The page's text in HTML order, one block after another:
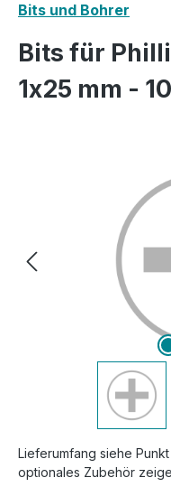
Bits und Bohrer
Bits für
1x25 mm -
Lieferumfang siehe
optionales Zubehör